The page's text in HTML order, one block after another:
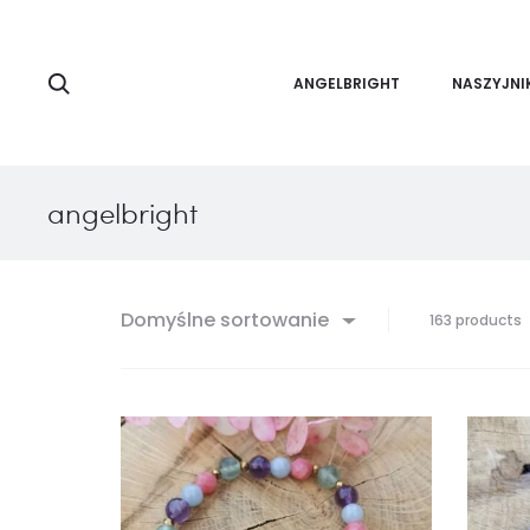
ANGELBRIGHT
angelbright
Domyślne sortowanie 163 products